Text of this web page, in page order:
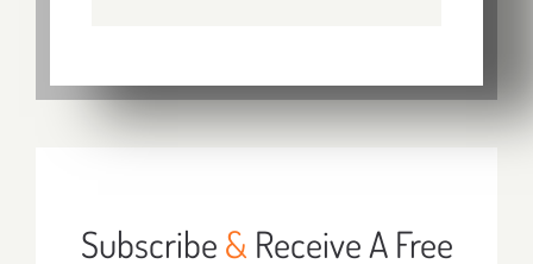
Subscribe & Receive A Free